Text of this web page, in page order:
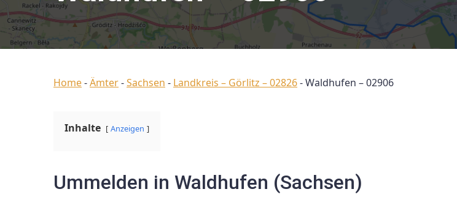
Home-Ämter-Sachsen - Landkreis – Görlitz – 02826-Waldhufen – 02906
Inhalte Anzeigen
Ummelden in Waldhufen (Sachsen)